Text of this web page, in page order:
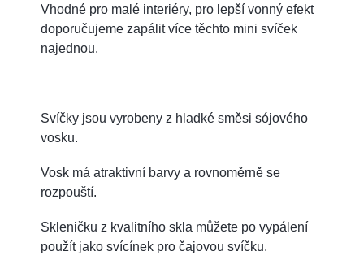
Vhodné pro malé interiéry, pro lepší vonný efekt
doporučujeme zapálit více těchto mini svíček
najednou.
Svíčky jsou vyrobeny z hladké směsi sójového
vosku.
Vosk má atraktivní barvy a rovnoměrně se
rozpouští.
Skleničku z kvalitního skla můžete po vypálení
použít jako svícínek pro čajovou svíčku.